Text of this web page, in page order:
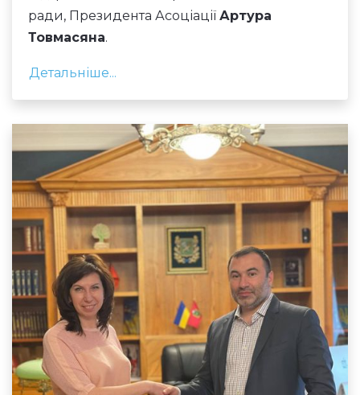
ради, Президента Асоціації Артура
Товмасяна.
Детальніше...